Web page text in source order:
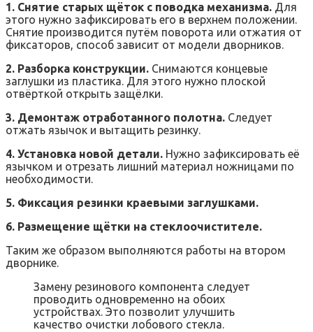
1. Снятие старых щёток с поводка механизма. Для
этого нужно зафиксировать его в верхнем положении.
Снятие производится путём поворота или отжатия от
фиксаторов, способ зависит от модели дворников.
2. Разборка конструкции. Снимаются концевые
заглушки из пластика. Для этого нужно плоской
отвёрткой открыть защёлки.
3. Демонтаж отработанного полотна. Следует
отжать язычок и вытащить резинку.
4. Установка новой детали. Нужно зафиксировать её
язычком и отрезать лишний материал ножницами по
необходимости.
5. Фиксация резинки краевыми заглушками.
6. Размещение щётки на стеклоочистителе.
Таким же образом выполняются работы на втором
дворнике.
Замену резинового компонента следует
проводить одновременно на обоих
устройствах. Это позволит улучшить
качество очистки лобового стекла.